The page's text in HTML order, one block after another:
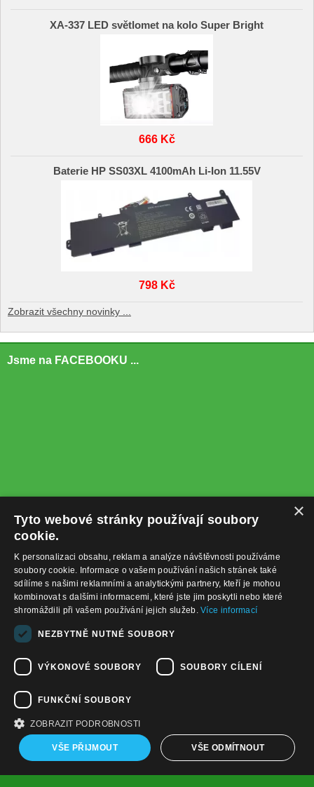
XA-337 LED světlomet na kolo Super Bright
666 Kč
Baterie HP SS03XL 4100mAh Li-Ion 11.55V
798 Kč
Zobrazit všechny novinky ...
Jsme na FACEBOOKU ...
+420732122225
obchod@baterie-nabijecka.cz
Navigace
Úvodní strana
Nákupní košík
Kontaktní informace
Odstoupení od smlouvy
×
Tyto webové stránky používají soubory
cookie.
K personalizaci obsahu, reklam a analýze návštěvnosti používáme
soubory cookie. Informace o vašem používání našich stránek také
sdílíme s našimi reklamními a analytickými partnery, kteří je mohou
kombinovat s dalšími informacemi, které jste jim poskytli nebo které
shromáždili při vašem používání jejich služeb.Více informací
NEZBYTNĚ NUTNÉ SOUBORY
VÝKONOVÉ SOUBORY SOUBORY CÍLENÍ
FUNKČNÍ SOUBORY
ZOBRAZIT PODROBNOSTI
VŠE PŘIJMOUT VŠE ODMÍTNOUT